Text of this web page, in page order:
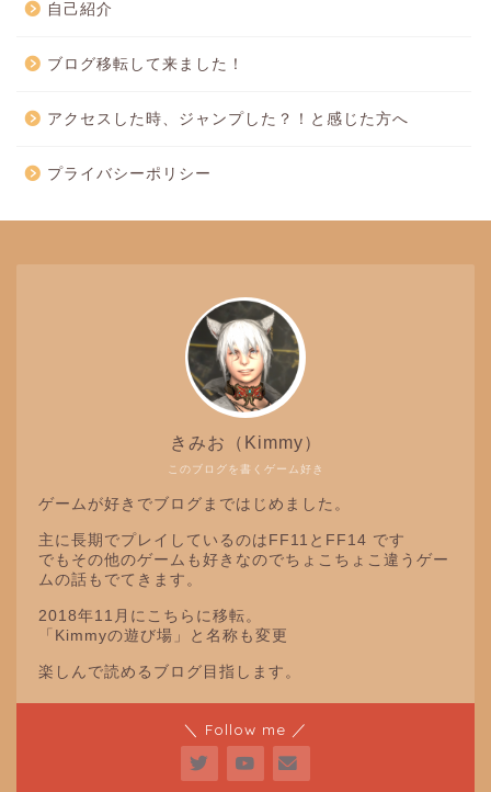
自己紹介
ブログ移転して来ました！
アクセスした時、ジャンプした？！と感じた方へ
プライバシーポリシー
このブログを書くゲーム好き
きみお（Kimmy）
ゲームが好きでブログまではじめました。
主に長期でプレイしているのはFF11とFF14 です
でもその他のゲームも好きなのでちょこちょこ違うゲー
ムの話もでてきます。
2018年11月にこちらに移転。
「Kimmyの遊び場」と名称も変更
楽しんで読めるブログ目指します。
＼ Follow me ／